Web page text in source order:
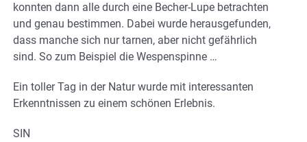
konnten dann alle durch eine Becher-Lupe betrachten
und genau bestimmen. Dabei wurde herausgefunden,
dass manche sich nur tarnen, aber nicht gefährlich
sind. So zum Beispiel die Wespenspinne …
Ein toller Tag in der Natur wurde mit interessanten
Erkenntnissen zu einem schönen Erlebnis.
SIN